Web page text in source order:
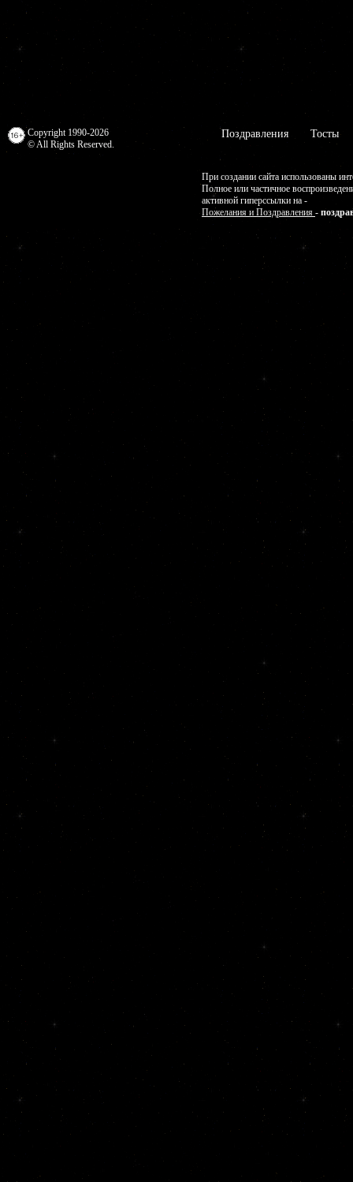
Copyright 1990-2026
© All Rights Reserved.
Поздравления Тосты
При создании сайта использованы
Полное или частичное
активной гиперссылки на -
Пожелания и Поздравления -